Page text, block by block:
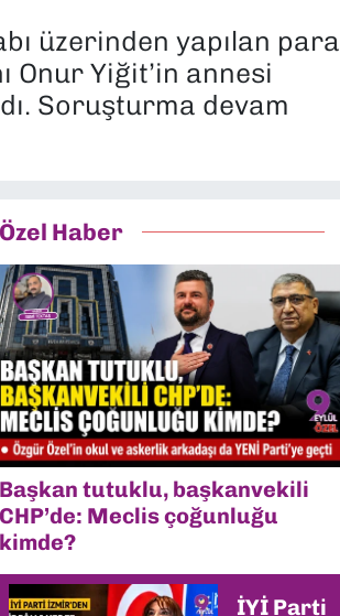
üzerinden yapılan para
Onur Yiğit’in annesi
Soruşturma devam
Özel Haber
Başkan tutuklu, başkanvekili
CHP’de: Meclis çoğunluğu
kimde?
İYİ Parti